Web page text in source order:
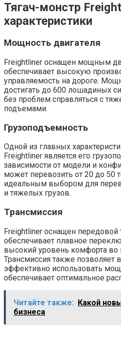
Тягач-монстр
характеристики
Мощность двигателя
Freightliner оснащен мощным
обеспечивает высокую
управляемость на дороге.
достигать до 600 лошадиных
без проблем справляться с
подъемами.
Грузоподъемность
Одной из главных
Freightliner является его
зависимости от модели и
может перевозить от 20 до 50
идеальным выбором для
и тяжелых грузов.
Трансмиссия
Freightliner оснащен передовой
обеспечивает плавное
высокий уровень комфорта
Трансмиссия также позволяет
эффективно использовать
обеспечивает оптимальное
Читайте также: Какой
бизнеса